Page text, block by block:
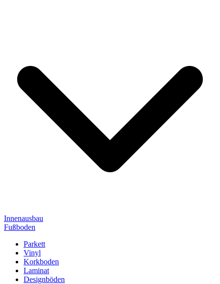
Innenausbau
Fußboden
Parkett
Vinyl
Korkboden
Laminat
Designböden